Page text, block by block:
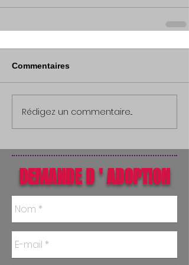
Commentaires
Rédigez un commentaire...
DEMANDE D ' ADOPTION